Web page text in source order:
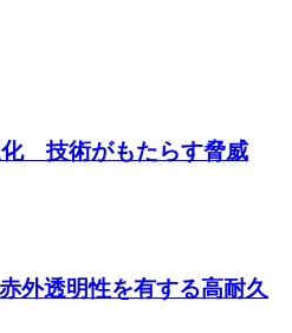
化 技術がもたらす脅威
外透明性を有する高耐久